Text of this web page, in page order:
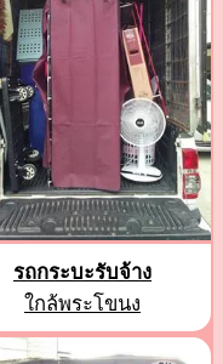
รถกระบะรับจ้าง
ใกล้พระโขนง